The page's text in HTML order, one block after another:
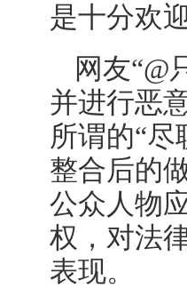
是十分欢
网友“@
并进行恶
所谓的“
整合后的
公众人物
权，对法
表现。